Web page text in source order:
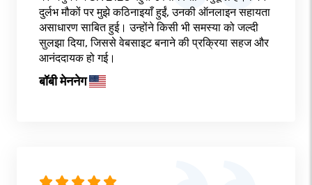
दुर्लभ मौकों पर मुझे कठिनाइयाँ हुईं, उनकी ऑनलाइन सहायता
असाधारण साबित हुई। उन्होंने किसी भी समस्या को जल्दी
सुलझा दिया, जिससे वेबसाइट बनाने की प्रक्रिया सहज और
आनंददायक हो गई।
बॉबी मेननेग